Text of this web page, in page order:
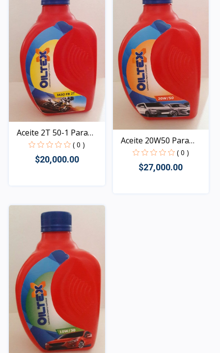
Aceite 2T 50-1 Para
Mot...
( 0 )
$20,000.00
Aceite 20W50 Para
Autom...
( 0 )
$27,000.00